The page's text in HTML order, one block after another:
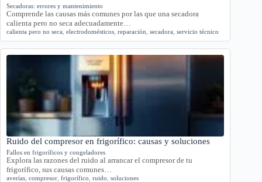
Secadoras: errores y mantenimiento
Comprende las causas más comunes por las que una secadora
calienta pero no seca adecuadamente…
calienta pero no seca electrodomésticos reparación secadora servicio técnico
Ruido del compresor en frigorífico: causas y soluciones
Fallos en frigoríficos y congeladores
Explora las razones del ruido al arrancar el compresor de tu
frigorífico, sus causas comunes…
averías compresor frigorífico ruido soluciones